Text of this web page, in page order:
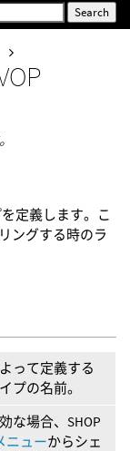
定義します。こ
ングする時のラ
って定義する
プの名前。
な場合、SHOP
ニューからシェ